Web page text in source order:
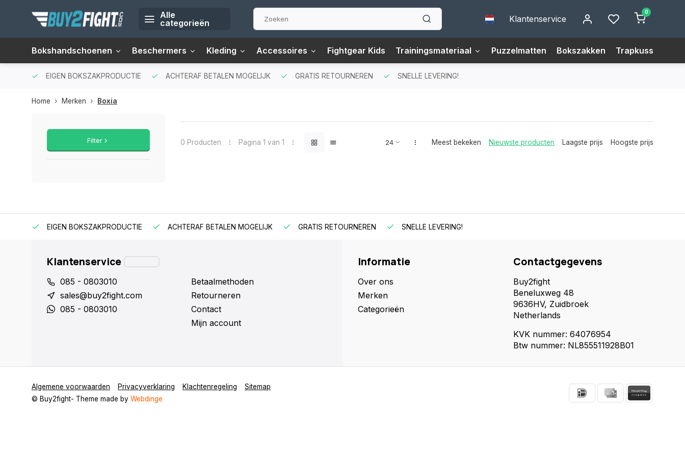
Alle
categorieën
Klantenservice
0
Bokshandschoenen Beschermers Kleding Accessoires Fightgear Kids Trainingsmateriaal Puzzelmatten Bokszakken Trapkussens
EIGEN BOKSZAKPRODUCTIE ACHTERAF BETALEN MOGELIJK GRATIS RETOURNEREN SNELLE LEVERING!
Home Merken Boxia
Filter 0 Producten Pagina 1 van 1 Meest bekeken Nieuwste producten Laagste prijs Hoogste prijs
EIGEN BOKSZAKPRODUCTIE ACHTERAF BETALEN MOGELIJK GRATIS RETOURNEREN SNELLE LEVERING!
Klantenservice
085 - 0803010
sales@buy2fight.com
085 - 0803010
Betaalmethoden
Retourneren
Contact
Mijn account
Informatie
Over ons
Merken
Categorieën
Contactgegevens
Buy2fight
Beneluxweg 48
9636HV, Zuidbroek
Netherlands
KVK nummer: 64076954
Btw nummer: NL855511928B01
Algemene voorwaarden Privacyverklaring Klachtenregeling
Sitemap
© Buy2fight- Theme made by Webdinge